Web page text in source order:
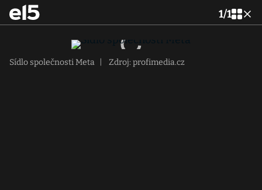
1/1
Sídlo společnosti Meta Zdroj: profimedia.cz